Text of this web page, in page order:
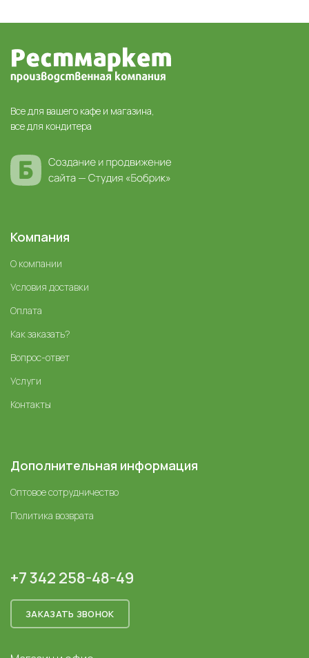
Все для вашего кафе и магазина,
все для кондитера
Компания
О компании
Условия доставки
Оплата
Как заказать?
Вопрос-ответ
Услуги
Контакты
Дополнительная информация
Оптовое сотрудничество
Политика возврата
+7 342 258-48-49
ЗАКАЗАТЬ ЗВОНОК